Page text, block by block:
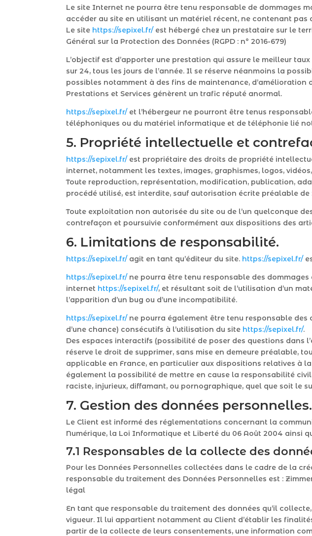
Le site Internet ne pourra être tenu responsable de dommages
accéder au site en utilisant un matériel récent, ne contenant
Le site https://sepixel.fr/est hébergé chez un prestataire sur le
Général sur la Protection des Données (RGPD : n° 2016-679)
L’objectif est d’apporter une prestation qui assure le meilleur
sur 24, tous les jours de l’année. Il se réserve néanmoins la
possibles notamment à des fins de maintenance,
Prestations et Services génèrent un trafic réputé anormal.
https://sepixel.fr/et l’hébergeur ne pourront être tenus
téléphoniques ou du matériel informatique et de téléphonie lié
5. Propriété intellectuelle et
https://sepixel.fr/est propriétaire des droits de propriété
internet, notamment les textes, images, graphismes, logos,
Toute reproduction, représentation, modification, publication,
procédé utilisé, est interdite, sauf autorisation écrite préalable de
Toute exploitation non autorisée du site ou de l’un quelconque
contrefaçon et poursuivie conformément aux dispositions des
6. Limitations de responsabilité.
https://sepixel.fr/agit en tant qu’éditeur du site. https://sepixel.fr/
https://sepixel.fr/ne pourra être tenu responsable des dommages
internet https://sepixel.fr/, et résultant soit de l’utilisation d’un
l’apparition d’un bug ou d’une incompatibilité.
https://sepixel.fr/ne pourra également être tenu responsable des
d’une chance) consécutifs à l’utilisation du site https://sepixel.fr/.
Des espaces interactifs (possibilité de poser des questions dans
réserve le droit de supprimer, sans mise en demeure préalable,
applicable en France, en particulier aux dispositions relatives à
également la possibilité de mettre en cause la responsabilité
raciste, injurieux, diffamant, ou pornographique, quel que soit le
7. Gestion des données personnelles.
Le Client est informé des réglementations concernant la
Numérique, la Loi Informatique et Liberté du 06 Août 2004 ainsi
7.1 Responsables de la collecte des
Pour les Données Personnelles collectées dans le cadre de la
responsable du traitement des Données Personnelles est :
légal
En tant que responsable du traitement des données qu’il collecte,
vigueur. Il lui appartient notamment au Client d’établir les
partir de la collecte de leurs consentements, une information